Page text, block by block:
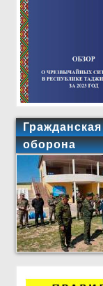
Гражданская
оборона